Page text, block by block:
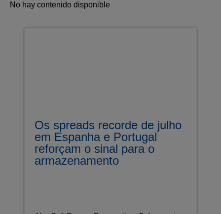
No hay contenido disponible
Os spreads recorde de julho
em Espanha e Portugal
reforçam o sinal para o
armazenamento